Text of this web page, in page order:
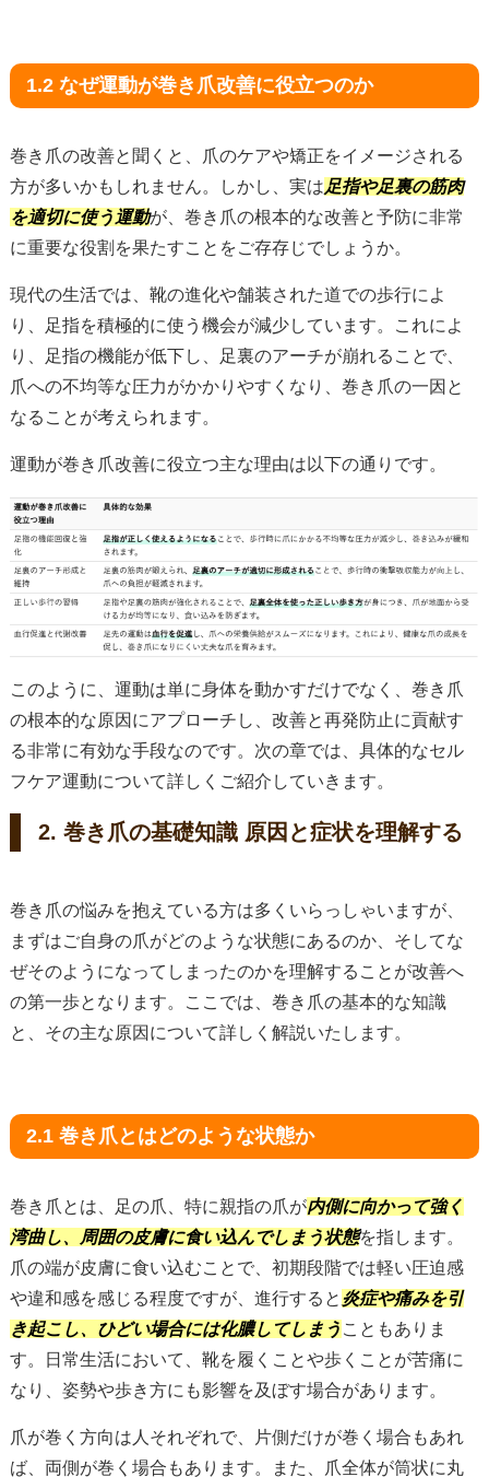
1.2 なぜ運動が巻き爪改善に役立つのか
巻き爪の改善と聞くと、爪のケアや矯正をイメージされる
方が多いかもしれません。しかし、実は足指や足裏の筋肉
を適切に使う運動が、巻き爪の根本的な改善と予防に非常
に重要な役割を果たすことをご存存じでしょうか。
現代の生活では、靴の進化や舗装された道での歩行によ
り、足指を積極的に使う機会が減少しています。これによ
り、足指の機能が低下し、足裏のアーチが崩れることで、
爪への不均等な圧力がかかりやすくなり、巻き爪の一因と
なることが考えられます。
運動が巻き爪改善に役立つ主な理由は以下の通りです。
このように、運動は単に身体を動かすだけでなく、巻き爪
の根本的な原因にアプローチし、改善と再発防止に貢献す
る非常に有効な手段なのです。次の章では、具体的なセル
フケア運動について詳しくご紹介していきます。
2. 巻き爪の基礎知識 原因と症状を理解する
巻き爪の悩みを抱えている方は多くいらっしゃいますが、
まずはご自身の爪がどのような状態にあるのか、そしてな
ぜそのようになってしまったのかを理解することが改善へ
の第一歩となります。ここでは、巻き爪の基本的な知識
と、その主な原因について詳しく解説いたします。
2.1 巻き爪とはどのような状態か
巻き爪とは、足の爪、特に親指の爪が内側に向かって強く
湾曲し、周囲の皮膚に食い込んでしまう状態を指します。
爪の端が皮膚に食い込むことで、初期段階では軽い圧迫感
や違和感を感じる程度ですが、進行すると 炎症や痛みを引
き起こし、ひどい場合には化膿してしまう こともありま
す。日常生活において、靴を履くことや歩くことが苦痛に
なり、姿勢や歩き方にも影響を及ぼす場合があります。
爪が巻く方向は人それぞれで、片側だけが巻く場合もあれ
ば、両側が巻く場合もあります。また、爪全体が筒状に丸